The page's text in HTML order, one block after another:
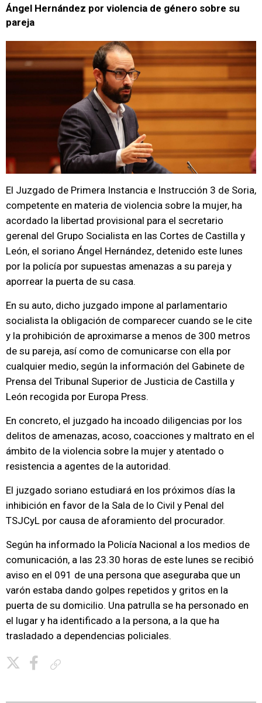
Ángel Hernández por violencia de género sobre su
pareja
El Juzgado de Primera Instancia e Instrucción 3 de Soria,
competente en materia de violencia sobre la mujer, ha
acordado la libertad provisional para el secretario
gerenal del Grupo Socialista en las Cortes de Castilla y
León, el soriano Ángel Hernández, detenido este lunes
por la policía por supuestas amenazas a su pareja y
aporrear la puerta de su casa.
En su auto, dicho juzgado impone al parlamentario
socialista la obligación de comparecer cuando se le cite
y la prohibición de aproximarse a menos de 300 metros
de su pareja, así como de comunicarse con ella por
cualquier medio, según la información del Gabinete de
Prensa del Tribunal Superior de Justicia de Castilla y
León recogida por Europa Press.
En concreto, el juzgado ha incoado diligencias por los
delitos de amenazas, acoso, coacciones y maltrato en el
ámbito de la violencia sobre la mujer y atentado o
resistencia a agentes de la autoridad.
El juzgado soriano estudiará en los próximos días la
inhibición en favor de la Sala de lo Civil y Penal del
TSJCyL por causa de aforamiento del procurador.
Según ha informado la Policía Nacional a los medios de
comunicación, a las 23.30 horas de este lunes se recibió
aviso en el 091 de una persona que aseguraba que un
varón estaba dando golpes repetidos y gritos en la
puerta de su domicilio. Una patrulla se ha personado en
el lugar y ha identificado a la persona, a la que ha
trasladado a dependencias policiales.